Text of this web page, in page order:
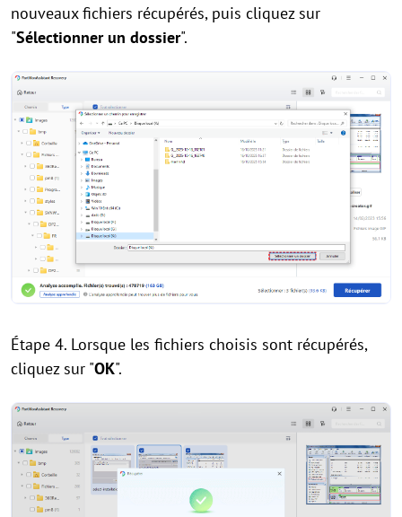
nouveaux fichiers récupérés, puis cliquez sur
"Sélectionner un dossier".
Étape 4. Lorsque les fichiers choisis sont récupérés,
cliquez sur "OK".